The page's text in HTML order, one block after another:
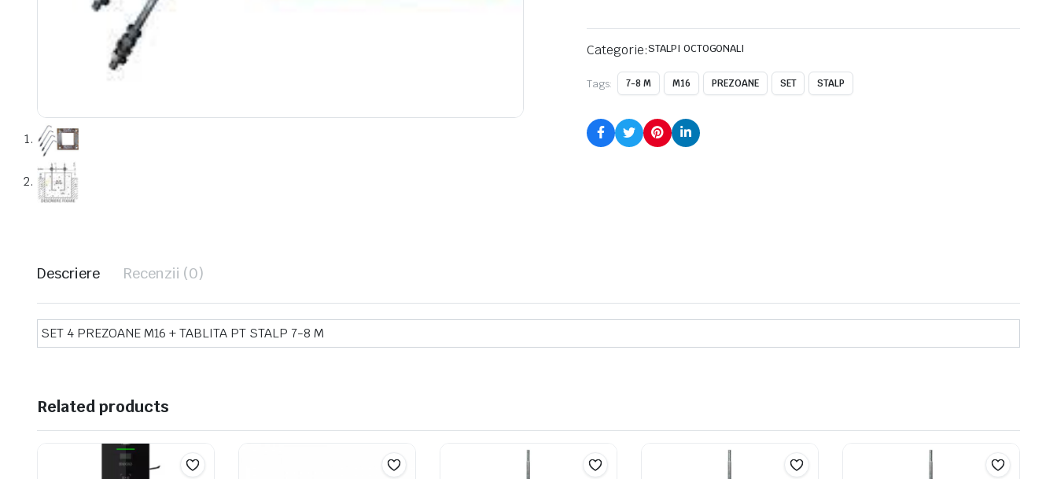
Categorie:STALPI OCTOGONALI
Tags: 7-8 M M16 PREZOANE SET STALP
Descriere Recenzii (0)
SET 4 PREZOANE M16 + TABLITA PT STALP 7-8 M
Related products